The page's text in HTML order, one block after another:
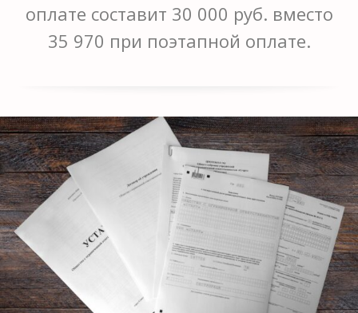
оплате составит 30 000 руб. вместо
35 970 при поэтапной оплате.